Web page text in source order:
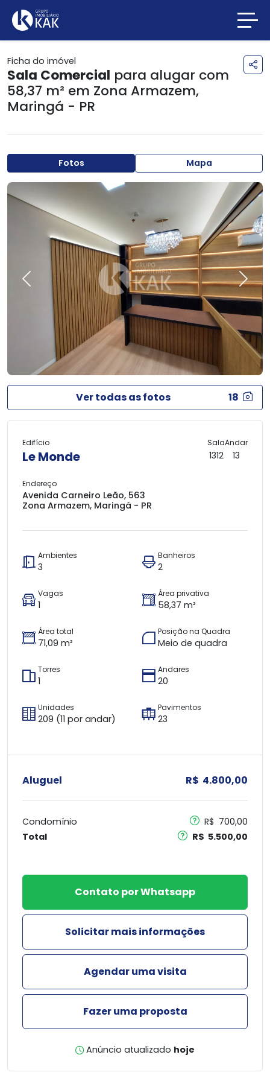
Ficha do imóvel
Sala Comercial para alugar com
58,37 m² em Zona Armazem,
Maringá - PR
Fotos Mapa
Previous Next
Ver todas as fotos 18
Edifício
Le Monde
Sala
1312
Andar
13
Endereço
Avenida Carneiro Leão, 563
Zona Armazem, Maringá - PR
Ambientes
3
Banheiros
2
Vagas
1
Área privativa
58,37 m²
Área total
71,09 m²
Posição na Quadra
Meio de quadra
Torres
1
Andares
20
Unidades
209 (11 por andar)
Pavimentos
23
Aluguel R$ 4.800,00
Condomínio
R$ 700,00
Total
R$ 5.500,00
Contato por Whatsapp
Solicitar mais informações
Agendar uma visita
Fazer uma proposta
Anúncio atualizado hoje